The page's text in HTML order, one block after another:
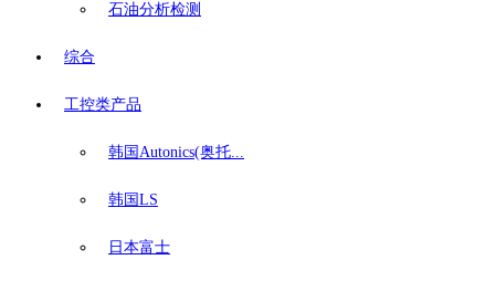
石油分析检测
综合
工控类产品
韩国Autonics(奥托...
韩国LS
日本富士